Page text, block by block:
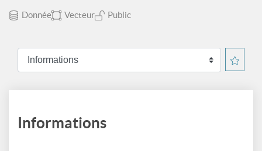
Donnée Vecteur Public
Informations